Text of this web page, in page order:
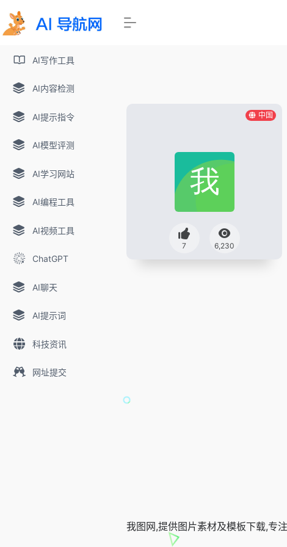
AI写作工具
AI内容检测
AI提示指令
AI模型评测
AI学习网站
AI编程工具
AI视频工具
ChatGPT
AI聊天
AI提示词
科技资讯
网址提交
中国
7 6,230
我图网,提供图片素材及模板下载,专